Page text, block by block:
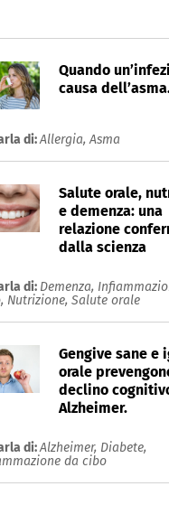
Quando
causa
di:Allergia,Asma
Salute orale,
e demenza: una
relazione
dalla scienza
di: Demenza,
Nutrizione, Salute orale
Gengive sane e
orale
declino
Alzheimer.
di:Alzheimer, Diabete,
da cibo